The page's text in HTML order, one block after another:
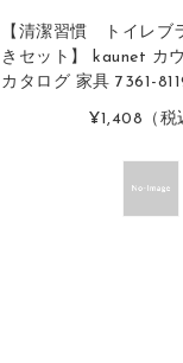
【清潔習慣 トイレ
きセット】 kaunet カ
カタログ 家具 7361-
¥1,408 （税